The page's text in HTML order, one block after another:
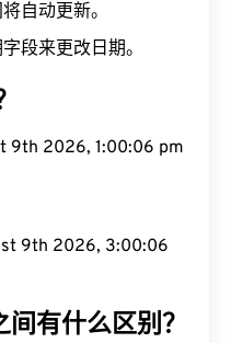
自动更新。
段来更改日期。
9th 2026, 1:00:07 pm
9th 2026, 3:00:07
有什么区别？